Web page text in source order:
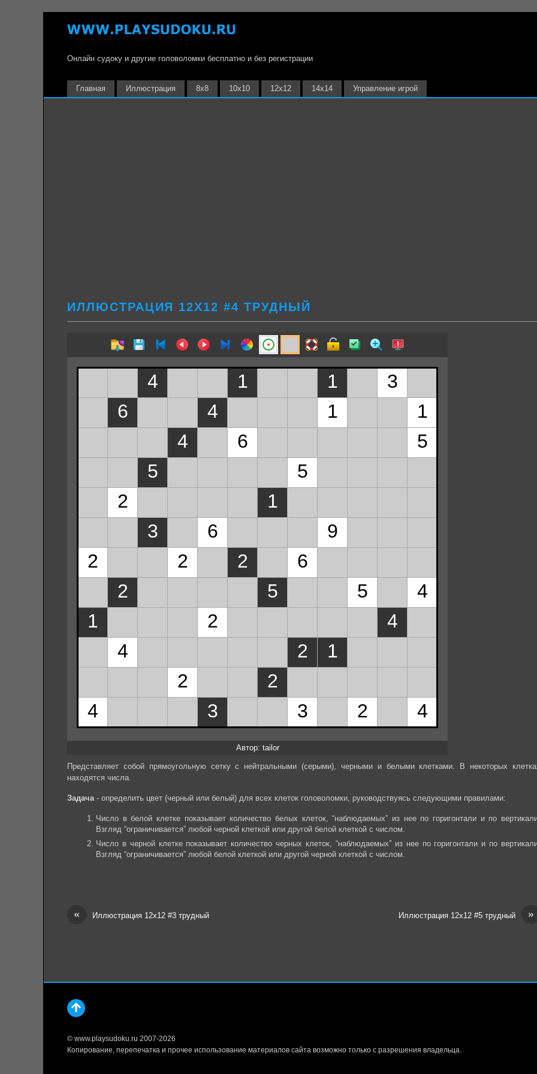
Онлайн судоку и другие головоломки бесплатно и без регистрации
Главная Иллюстрация 8х8 10х10 12х12 14х14 Управление игрой
ИЛЛЮСТРАЦИЯ 12Х12 #4 ТРУДНЫЙ
Автор: tailor
Представляет собой прямоугольную сетку с нейтральными (серыми), черными и белыми клетками. В некоторых
находятся числа.
Задача- определить цвет (черный или белый) для всех клеток головоломки, руководствуясь следующими правилами:
Число в белой клетке показывает количество белых клеток, “наблюдаемых” из нее по горигонтали и по
Взгляд “ограничивается” любой черной клеткой или другой белой клеткой с числом.
Число в черной клетке показывает количество черных клеток, “наблюдаемых” из нее по горигонтали и по
Взгляд “ограничивается” любой белой клеткой или другой черной клеткой с числом.
« Иллюстрация 12х12 #3 трудный »
Иллюстрация 12х12 #5 трудный
© www.playsudoku.ru 2007-2026
Копирование, перепечатка и прочее использование материалов сайта возможно только с разрешения владельца.